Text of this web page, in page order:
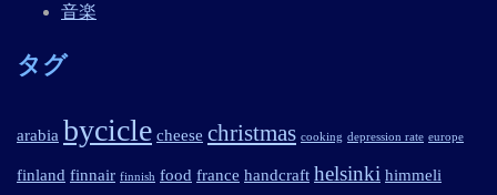
音楽
タグ
arabia bycicle cheese christmas cooking depression rate europe
finland finnair finnish food france handcraft helsinki himmeli